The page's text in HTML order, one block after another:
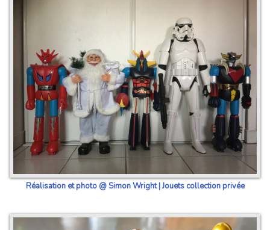
Réalisation et photo @ Simon Wright | Jouets collection privée